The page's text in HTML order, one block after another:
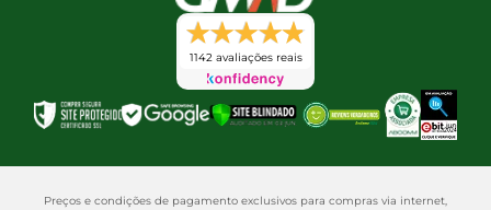
1142 avaliações reais
Preços e condições de pagamento exclusivos para compras via internet,